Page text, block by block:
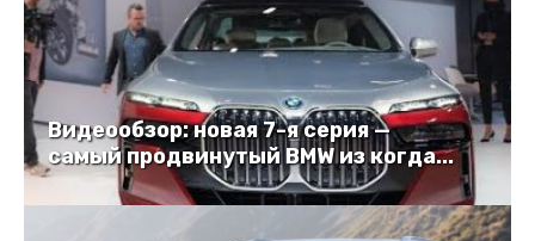
Видеообзор: новая 7-я серия —
самый продвинутый BMW из когда...